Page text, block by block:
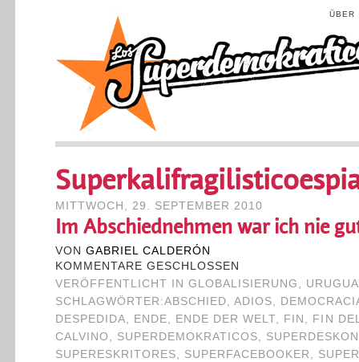
ÜBER
MITTWOCH, 29. SEPTEMBER 2010
Im Abschiednehmen war ich nie
VON GABRIEL CALDERÓN
KOMMENTARE GESCHLOSSEN
VERÖFFENTLICHT IN GLOBALISIERUNG ,
SCHLAGWÖRTER:ABSCHIED,ADIOS,
DESPEDIDA, ENDE, ENDE DER WELT, FIN , FIN
CALVINO , SUPERDEMOKRATICOS,
SUPERESKRITORES, SUPERFACEBOOKER ,